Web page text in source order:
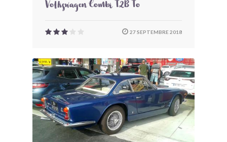
Volkswagen Combi T2B To
27 SEPTEMBRE 2018